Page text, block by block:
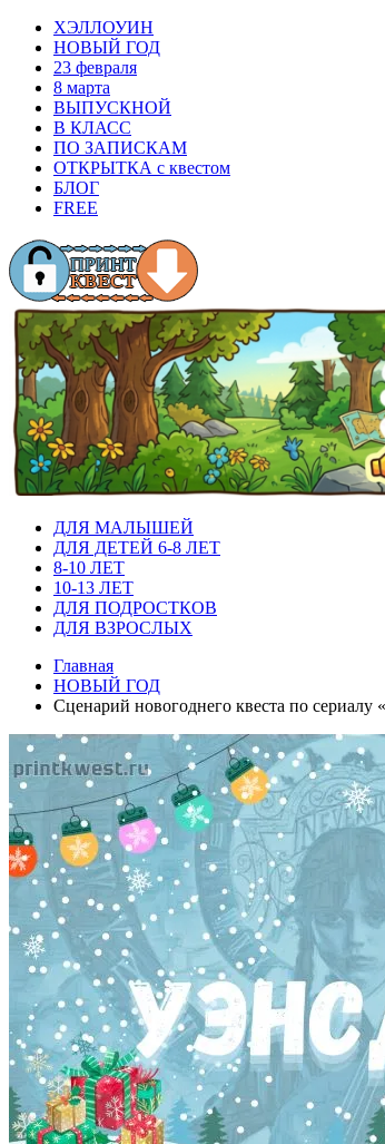
ХЭЛЛОУИН
НОВЫЙ ГОД
23 февраля
8 марта
ВЫПУСКНОЙ
В КЛАСС
ПО ЗАПИСКАМ
ОТКРЫТКА с квестом
БЛОГ
FREE
ДЛЯ МАЛЫШЕЙ
ДЛЯ ДЕТЕЙ 6-8 ЛЕТ
8-10 ЛЕТ
10-13 ЛЕТ
ДЛЯ ПОДРОСТКОВ
ДЛЯ ВЗРОСЛЫХ
Главная
НОВЫЙ ГОД
Сценарий новогоднего квеста по сериалу